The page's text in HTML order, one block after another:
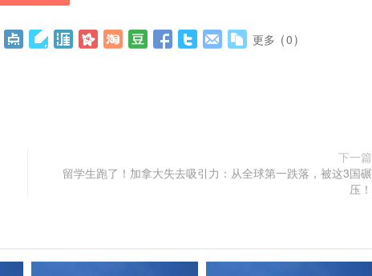
更多 (0)
下一篇
留学生跑了！加拿大失去吸引力：从全球第一跌落，被这3国碾
压！